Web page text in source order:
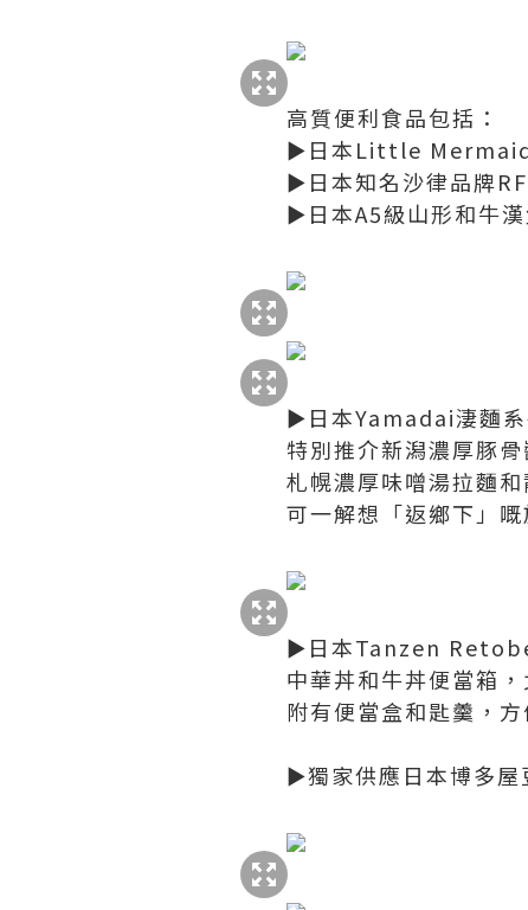
高質便利食品包括：
►日本Little Mermaid
►日本知名沙律品牌
►日本A5級山形和牛
►日本Yamadai淒麵系
特別推介新潟濃厚豚骨
札幌濃厚味噌湯拉麵和
可一解想「返鄉下」嘅
►日本Tanzen
中華丼和牛丼便當箱
附有便當盒和匙羹，方
►獨家供應日本博多屋